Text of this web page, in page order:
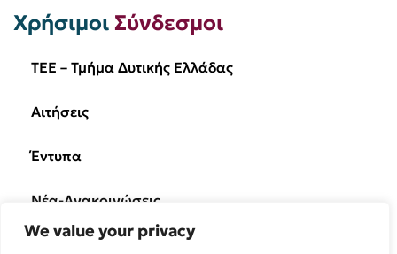
We value your privacy
Χρήσιμοι Σύνδεσμοι
TEE – Τμήμα Δυτικής Ελλάδας
Αιτήσεις
Έντυπα
Νέα-Ανακοινώσεις
Ημερίδες/Εκδηλώσεις